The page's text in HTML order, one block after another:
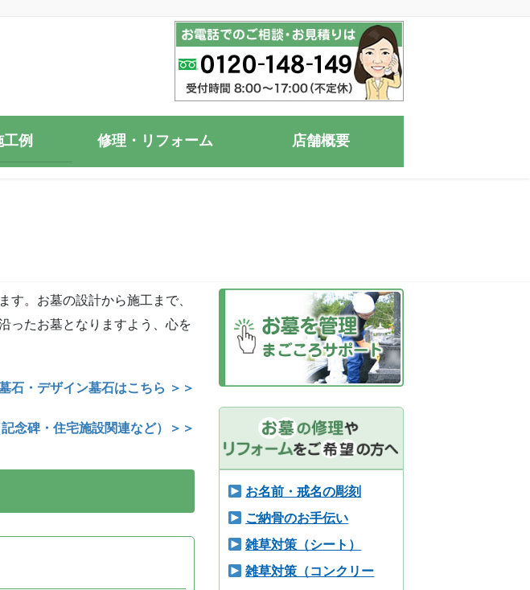
例 修理・リフォーム 店舗概要
す。お墓の設計から施工まで、
ったお墓となりますよう、心を
石・デザイン墓石はこちら ＞＞
念碑・住宅施設関連など）＞＞
お名前・戒名の彫刻
ご納骨のお手伝い
雑草対策（シート）
雑草対策（コンクリー